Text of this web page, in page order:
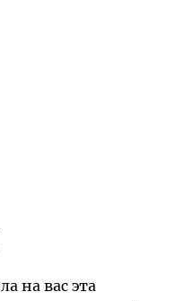
на вас эта